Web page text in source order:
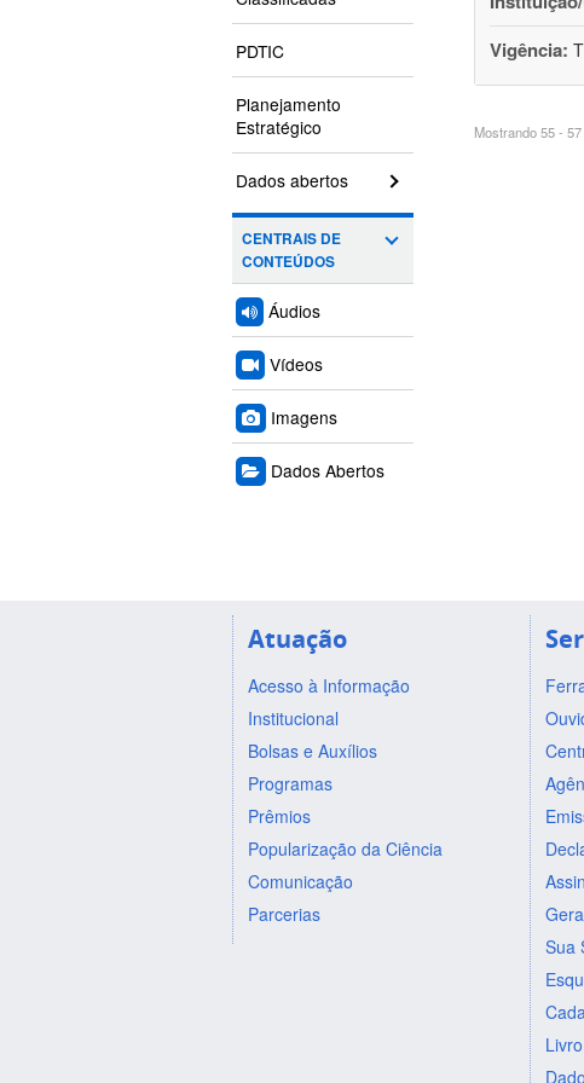
PDTIC
Planejamento
Estratégico
Dados abertos
CENTRAIS DE
CONTEÚDOS
Áudios
Vídeos
Imagens
Dados Abertos
Vigência:
Mostrando 55 -
Atuação
Acesso à Informação
Institucional
Bolsas e Auxílios
Programas
Prêmios
Popularização da Ciência
Comunicação
Parcerias
Sua